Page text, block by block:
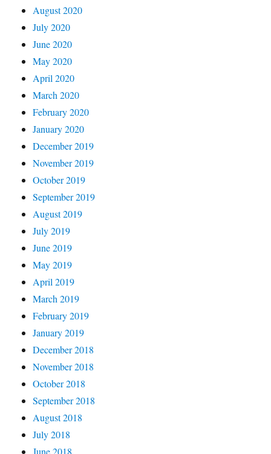
August 2020
July 2020
June 2020
May 2020
April 2020
March 2020
February 2020
January 2020
December 2019
November 2019
October 2019
September 2019
August 2019
July 2019
June 2019
May 2019
April 2019
March 2019
February 2019
January 2019
December 2018
November 2018
October 2018
September 2018
August 2018
July 2018
June 2018